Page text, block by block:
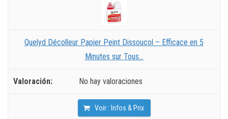
Quelyd Décolleur Papier Peint Dissoucol – Efficace en 5
Minutes sur Tous...
No hay valoraciones
Voir : Infos & Prix